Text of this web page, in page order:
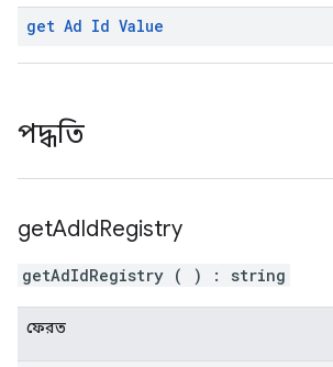
get Ad Id Value
পদ্ধতি
getAdIdRegistry
getAdIdRegistry ( ) : string
ফেরত